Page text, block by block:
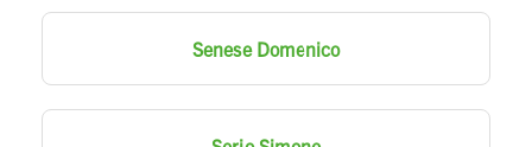
Senese Domenico